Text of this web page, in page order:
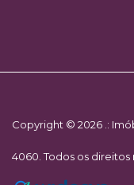
Copyright © 2026 .:
4060. Todos os direitos